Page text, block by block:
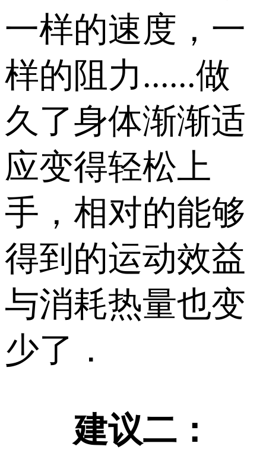
一样的速度，一
样的阻力......做
久了身体渐渐适
应变得轻松上
手，相对的能够
得到的运动效益
与消耗热量也变
少了．
建议二：